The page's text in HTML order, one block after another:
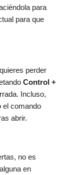
para
para que
perder
Control +
Incluso,
el comando
abrir.
no es
en